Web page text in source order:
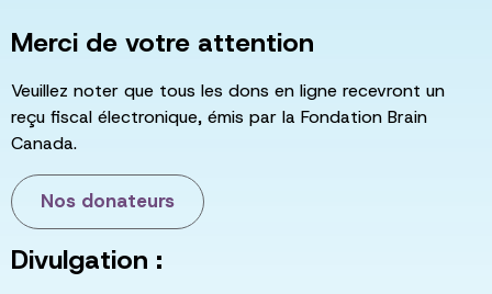
Merci de votre attention
Veuillez noter que tous les dons en ligne recevront un
reçu fiscal électronique, émis par la Fondation Brain
Canada.
Nos donateurs
Divulgation :